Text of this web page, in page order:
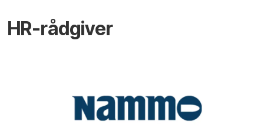
HR-rådgiver